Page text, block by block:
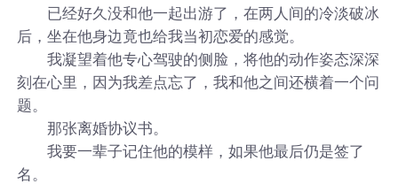
已经好久没和他一起出游了，在两人间的冷淡破冰
后，坐在他身边竟也给我当初恋爱的感觉。
我凝望着他专心驾驶的侧脸，将他的动作姿态深深
刻在心里，因为我差点忘了，我和他之间还横着一个问
题。
那张离婚协议书。
我要一辈子记住他的模样，如果他最后仍是签了
名。